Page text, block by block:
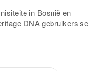
in Bosnië en
DNA gebruikers se